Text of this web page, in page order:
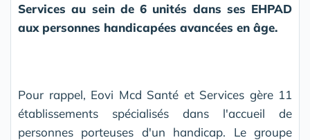
Services au sein de 6 unités dans ses EHPAD
aux personnes handicapées avancées en âge.
Pour rappel, Eovi Mcd Santé et Services gère 11
établissements spécialisés dans l'accueil de
personnes porteuses d'un handicap. Le groupe